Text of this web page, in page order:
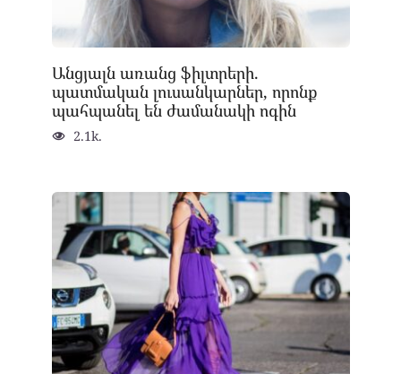
Անցյալն առանց ֆիլտրերի.
պատմական լուսանկարներ, որոնք
պահպանել են ժամանակի ոգին
2.1k.